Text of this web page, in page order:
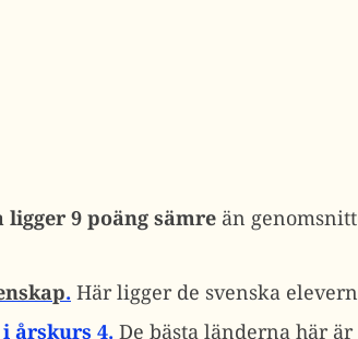
ligger 9 poäng sämre än
. Här ligger de svenska
årskurs 4. De bästa länderna här